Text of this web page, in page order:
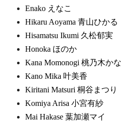
Enako えなこ
Hikaru Aoyama 青山ひかる
Hisamatsu Ikumi 久松郁実
Honoka ほのか
Kana Momonogi 桃乃木かな
Kano Mika 叶美香
Kiritani Matsuri 桐谷まつり
Komiya Arisa 小宮有紗
Mai Hakase 葉加瀬マイ